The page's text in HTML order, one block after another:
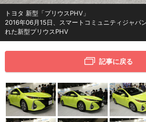
トヨタ 新型「プリウスPHV」
2016年06月15日、スマートコミュニティジャパ
れた新型プリウスPHV
記事に戻る